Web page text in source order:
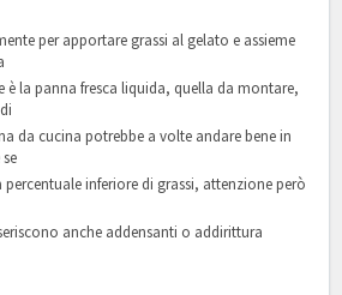
per apportare grassi al gelato e assieme
è la panna fresca liquida, quella da montare,
da cucina potrebbe a volte andare bene in
inferiore di grassi, attenzione però
anche addensanti o addirittura